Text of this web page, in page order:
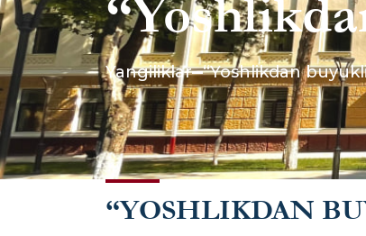
Akbarov
Yangiliklar “Yoshlikdan
“YOSHLIKDAN